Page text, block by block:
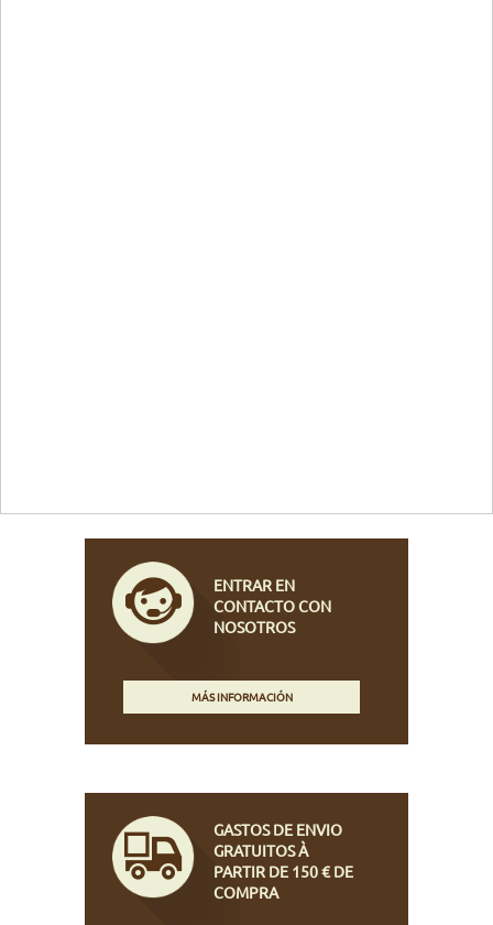
ENTRAR EN
CONTACTO CON
NOSOTROS
MÁS INFORMACIÓN
GASTOS DE ENVIO
GRATUITOS À
PARTIR DE 150 € DE
COMPRA